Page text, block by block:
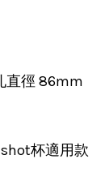
直徑 86mm
杯適用款